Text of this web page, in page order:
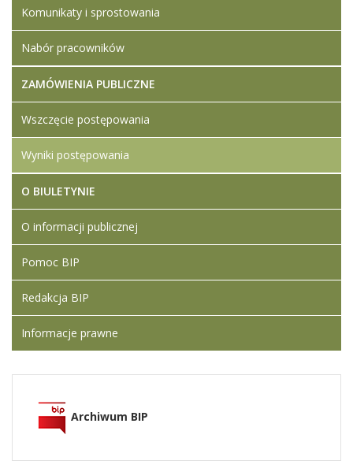
Komunikaty i sprostowania
Nabór pracowników
ZAMÓWIENIA PUBLICZNE
Wszczęcie postępowania
Wyniki postępowania
O BIULETYNIE
O informacji publicznej
Pomoc BIP
Redakcja BIP
Informacje prawne
Archiwum BIP